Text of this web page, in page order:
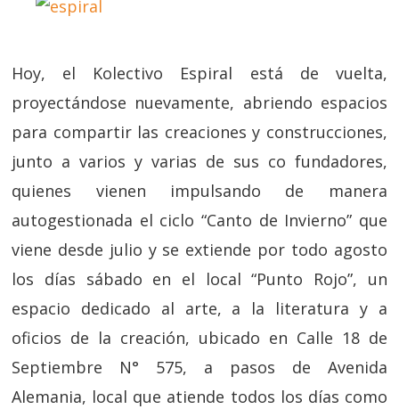
Hoy, el Kolectivo Espiral está de vuelta,
proyectándose nuevamente, abriendo espacios
para compartir las creaciones y construcciones,
junto a varios y varias de sus co fundadores,
quienes vienen impulsando de manera
autogestionada el ciclo “Canto de Invierno” que
viene desde julio y se extiende por todo agosto
los días sábado en el local “Punto Rojo”, un
espacio dedicado al arte, a la literatura y a
oficios de la creación, ubicado en Calle 18 de
Septiembre N° 575, a pasos de Avenida
Alemania, local que atiende todos los días como